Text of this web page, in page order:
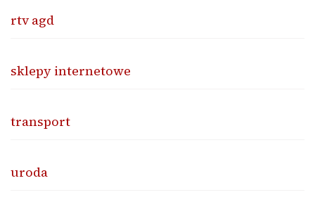
rtv agd
sklepy internetowe
transport
uroda